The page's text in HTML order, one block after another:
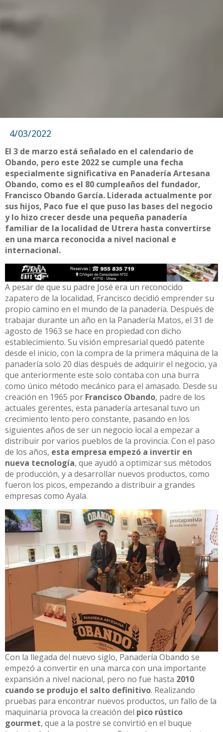
4/03/2022
El 3 de marzo está señalado en el calendario de
Obando, pero este 2022 se cumple una fecha
especialmente significativa en Panadería Artesana
Obando, como es el 80 cumpleaños del fundador,
Francisco Obando García. Liderada actualmente por
sus hijos, Paco fue el que puso las bases del negocio
y lo hizo crecer desde una pequeña panadería
familiar de la localidad de Utrera hasta convertirse
en una marca reconocida a nivel nacional e
internacional.
A pesar de que su padre José era un reconocido
zapatero de la localidad, Francisco decidió emprender su
propio camino en el mundo de la panadería. Después de
trabajar durante un año en la Panadería Matos, el 31 de
agosto de 1963 se hace en propiedad con dicho
establecimiento. Su visión empresarial quedó patente
desde el inicio, con la compra de la primera máquina de la
panadería solo 20 días después de adquirir el negocio, ya
que anteriormente este solo contaba con una burra
como único método mecánico para el amasado. Desde su
creación en 1965 por Francisco Obando, padre de los
actuales gerentes, esta panadería artesanal tuvo un
crecimiento lento pero constante, pasando en los
siguientes años de ser un negocio local a empezar a
distribuir por varios pueblos de la provincia. Con el paso
de los años, esta empresa empezó a invertir en
nueva tecnología, que ayudó a optimizar sus métodos
de producción, y a desarrollar nuevos productos, como
fueron los picos, empezando a distribuir a grandes
empresas como Ayala.
Con la llegada del nuevo siglo, Panadería Obando se
empezó a convertir en una marca con una importante
expansión a nivel nacional, pero no fue hasta 2010
cuando se produjo el salto definitivo. Realizando
pruebas para encontrar nuevos productos, un fallo de la
maquinaria provoca la creación del pico rústico
gourmet, que a la postre se convirtió en el buque